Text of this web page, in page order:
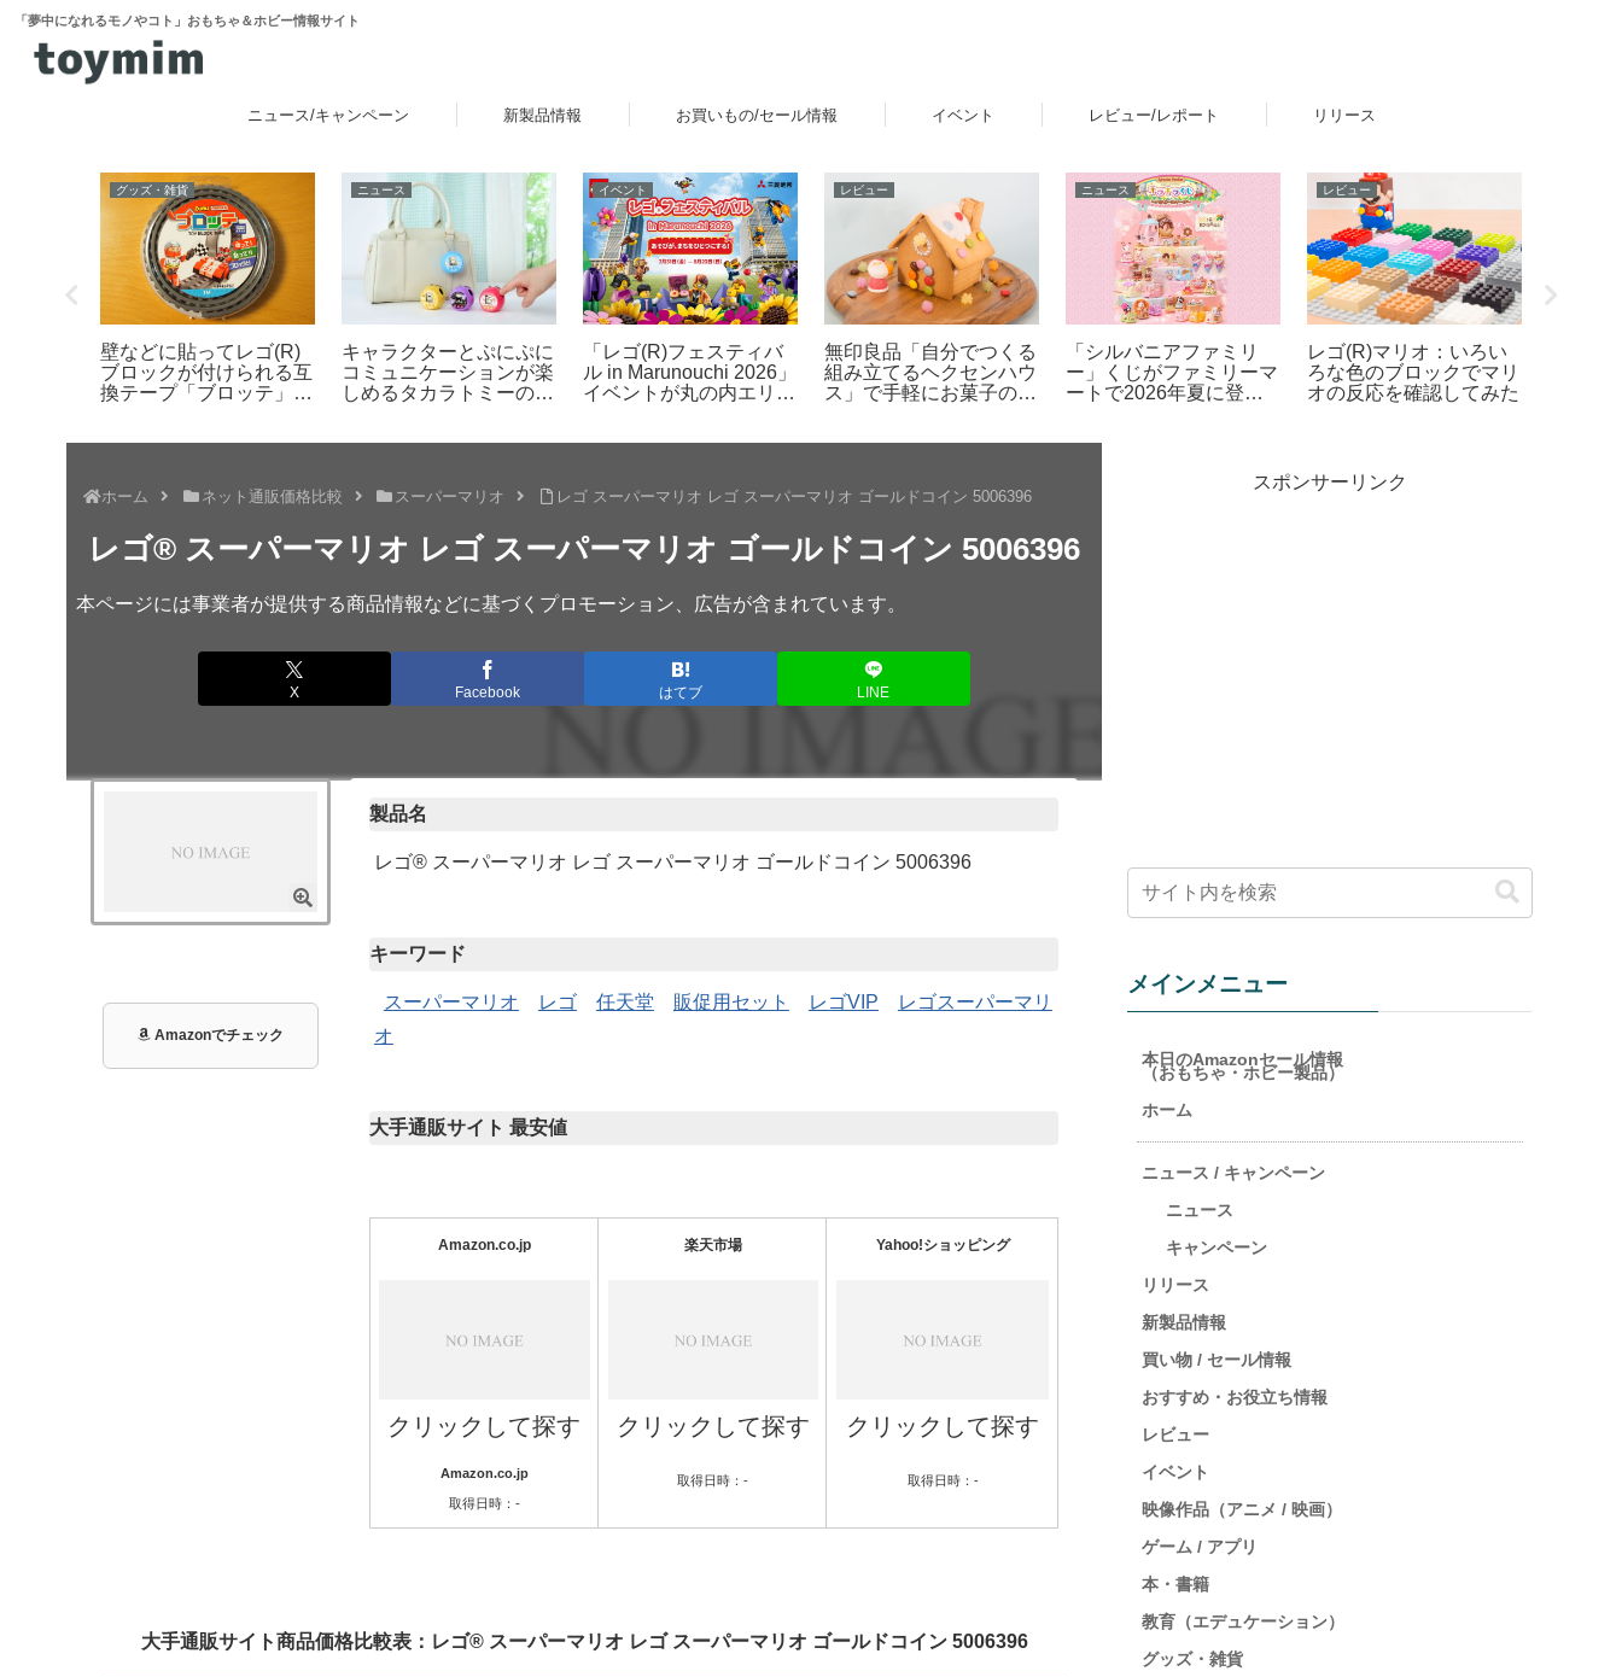
「夢中になれるモノやコト」おもちゃ＆ホビー情報サイト
ニュース/キャンペーン 新製品情報 お買いもの/セール情報 イベント レビュー/レポート リリース
おすすめ・お役立ち
お子さまへの初めてのレ
ゴ(R)ブロックは「4+」
をチェック。4歳からの
レビュー
レゴ(R)ミニフィギュア
（ミニフィグ）の足の長
さや特徴 比較レビュー
レビュー
レゴ(R)マリオ：マリオ
の表情やリアクションの
変化を確認してみた
ニュース
レゴ(R)公式オンライン
ストアで2026年「スタ
ー・ウォーズの日」イベ
おすすめ・お役立ち
歴代レゴ(R)モジュラー
ビルディング 建物セッ
ト一覧まとめ（2026年
新製品
レゴ(R)ブロックでサッ
カー界のスター選手4名
とのコラボセットが新登
2026年5月・6月発売】
ホーム ネット通販価格比較 スーパーマリオ レゴ スーパーマリオ レゴ スーパーマリオ ゴールドコイン 5006396
レゴ® スーパーマリオ レゴ スーパーマリオ ゴールドコイン 5006396
本ページには事業者が提供する商品情報などに基づくプロモーション、広告が含まれています。
X Facebook はてブ LINE
Amazonでチェック
製品名
レゴ® スーパーマリオ レゴ スーパーマリオ ゴールドコイン 5006396
キーワード
スーパーマリオ レゴ 任天堂 販促用セット レゴVIP
レゴスーパーマリ
オ
大手通販サイト 最安値
Amazon.co.jp
クリックして探す
Amazon.co.jp
取得日時：-
楽天市場
クリックして探す
取得日時：-
Yahoo!ショッピング
クリックして探す
取得日時：-
大手通販サイト商品価格比較表：レゴ® スーパーマリオ レゴ スーパーマリオ ゴールドコイン 5006396
スポンサーリンク
メインメニュー
本日のAmazonセール情報
（おもちゃ・ホビー製品）
ホーム
ニュース / キャンペーン
ニュース
キャンペーン
リリース
新製品情報
買い物 / セール情報
おすすめ・お役立ち情報
レビュー
イベント
映像作品（アニメ / 映画）
ゲーム / アプリ
本・書籍
教育（エデュケーション）
グッズ・雑貨